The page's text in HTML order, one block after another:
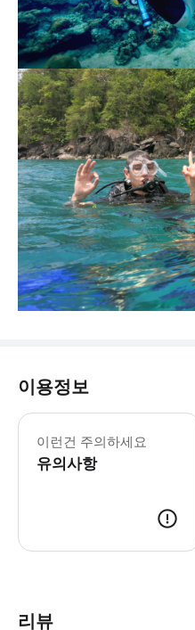
이용정보
이런건 주의하세요
유의사항
리뷰